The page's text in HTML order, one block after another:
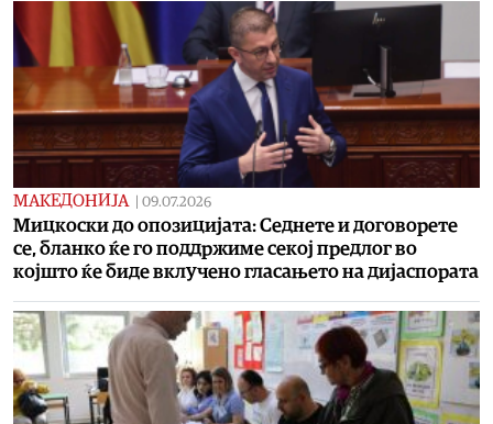
МАКЕДОНИЈА | 09.07.2026
Мицкоски до опозицијата: Седнете и договорете
се, бланко ќе го поддржиме секој предлог во
којшто ќе биде вклучено гласањето на дијаспората